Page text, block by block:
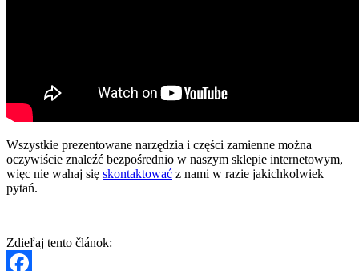
Wszystkie prezentowane narzędzia i części zamienne można
oczywiście znaleźć bezpośrednio w naszym sklepie internetowym,
więc nie wahaj się skontaktować z nami w razie jakichkolwiek
pytań.
Zdieľaj tento článok: